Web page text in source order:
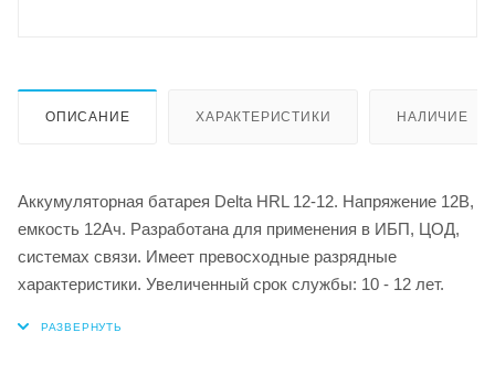
ОПИСАНИЕ ХАРАКТЕРИСТИКИ НАЛИЧИЕ
Аккумуляторная батарея Delta HRL 12-12. Напряжение 12В,
емкость 12Ач. Разработана для применения в ИБП, ЦОД,
системах связи. Имеет превосходные разрядные
характеристики. Увеличенный срок службы: 10 - 12 лет.